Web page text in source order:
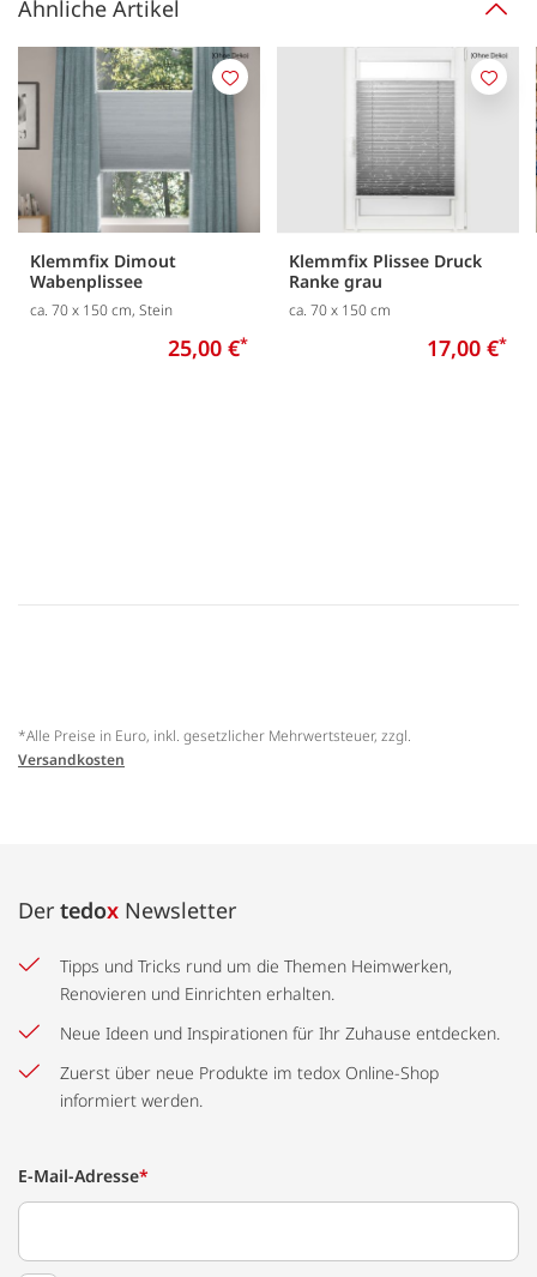
Ähnliche Artikel
Klemmfix Dimout
Wabenplissee
ca. 70 x 150 cm, Stein
25,00 €*
Merken
Klemmfix Plissee Druck
Ranke grau
ca. 70 x 150 cm
17,00 €*
*Alle Preise in Euro, inkl. gesetzlicher Mehrwertsteuer, zzgl.
Versandkosten
Der tedox Newsletter
Tipps und Tricks rund um die Themen Heimwerken,
Renovieren und Einrichten erhalten.
Neue Ideen und Inspirationen für Ihr Zuhause entdecken.
Zuerst über neue Produkte im tedox Online-Shop
informiert werden.
E-Mail-Adresse*